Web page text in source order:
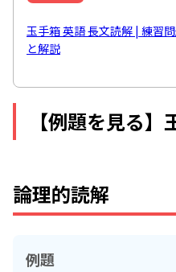
玉手箱 英語 長文読解 | 練習
と解説
【例題を見る
論理的読解
例題